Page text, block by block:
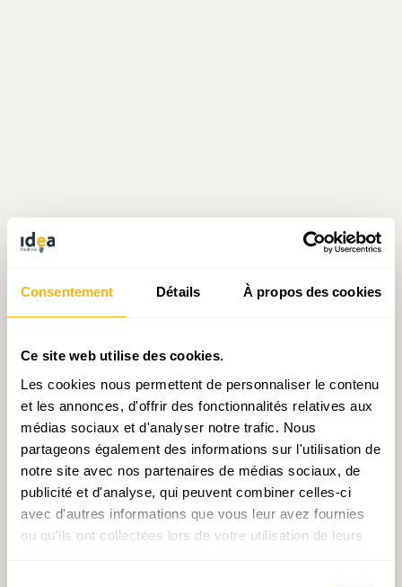
Consentement Détails À propos des cookies
Ce site web utilise des cookies.
Les cookies nous permettent de personnaliser le contenu
et les annonces, d'offrir des fonctionnalités relatives aux
médias sociaux et d'analyser notre trafic. Nous
partageons également des informations sur l'utilisation de
notre site avec nos partenaires de médias sociaux, de
publicité et d'analyse, qui peuvent combiner celles-ci
avec d'autres informations que vous leur avez fournies
ou qu'ils ont collectées lors de votre utilisation de leurs
Articles liés
Décryptage N°21: De
l’épargne des ménages
Édito de la semaine :
Jusqu’ici tout va plutôt